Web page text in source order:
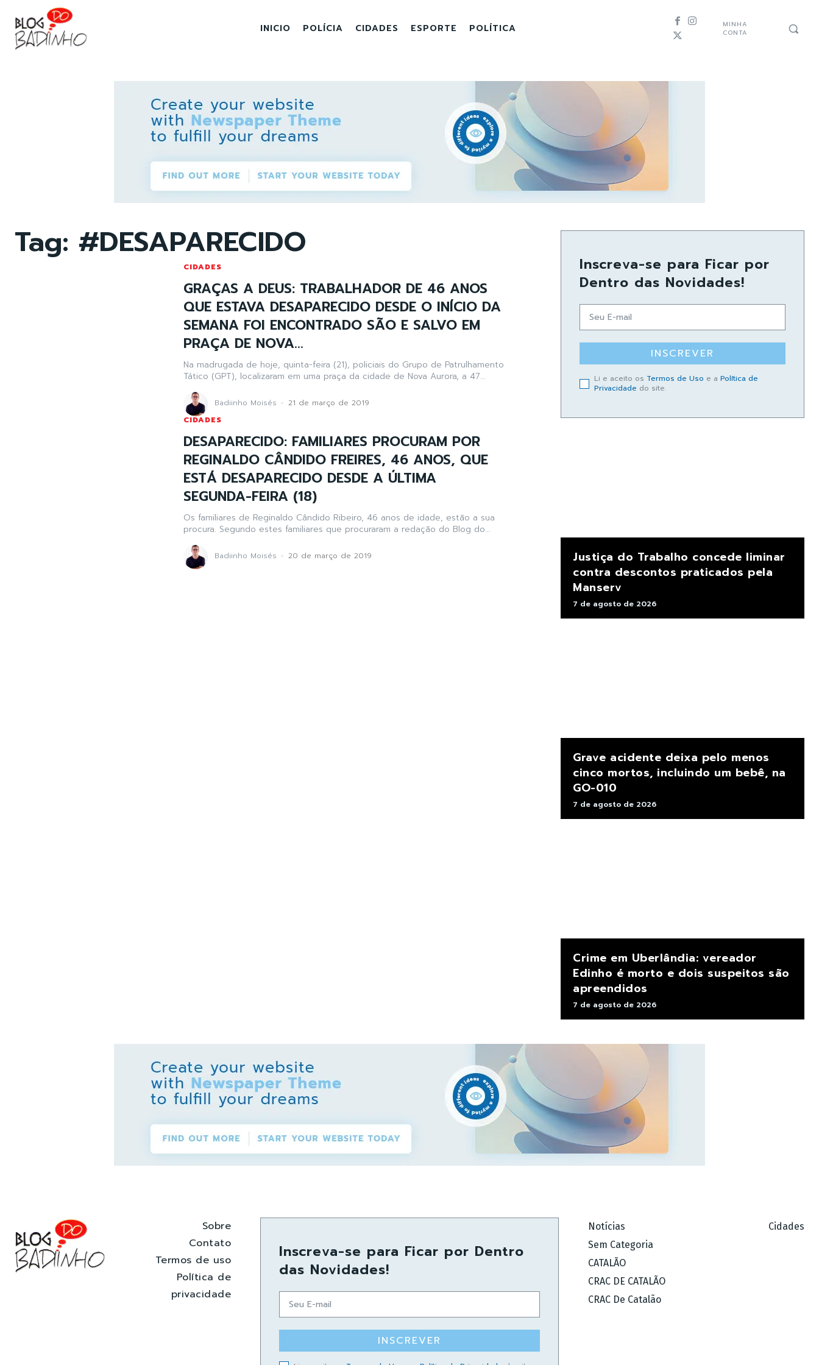
INICIO POLÍCIA CIDADES ESPORTE POLÍTICA
MINHA
CONTA
Tag: #DESAPARECIDO
CIDADES
GRAÇAS A DEUS: TRABALHADOR DE 46 ANOS
QUE ESTAVA DESAPARECIDO DESDE O INÍCIO DA
SEMANA FOI ENCONTRADO SÃO E SALVO EM
PRAÇA DE NOVA...
Na madrugada de hoje, quinta-feira (21), policiais do Grupo de Patrulhamento
Tático (GPT), localizaram em uma praça da cidade de Nova Aurora, a 47...
Badiinho Moisés - 21 de março de 2019
CIDADES
DESAPARECIDO: FAMILIARES PROCURAM POR
REGINALDO CÂNDIDO FREIRES, 46 ANOS, QUE
ESTÁ DESAPARECIDO DESDE A ÚLTIMA
SEGUNDA-FEIRA (18)
Os familiares de Reginaldo Cândido Ribeiro, 46 anos de idade, estão a sua
procura. Segundo estes familiares que procuraram a redação do Blog do...
Badiinho Moisés - 20 de março de 2019
Inscreva-se para Ficar por
Dentro das Novidades!
INSCREVER
Li e aceito os Termos de Uso e a Política de
Privacidade do site.
Justiça do Trabalho concede liminar
contra descontos praticados pela
Manserv
7 de agosto de 2026
Grave acidente deixa pelo menos
cinco mortos, incluindo um bebê, na
GO-010
7 de agosto de 2026
Crime em Uberlândia: vereador
Edinho é morto e dois suspeitos são
apreendidos
7 de agosto de 2026
Sobre
Contato
Termos de uso
Política de
privacidade
Inscreva-se para Ficar por Dentro
das Novidades!
INSCREVER
Notícias
Sem Categoria
CATALÃO
CRAC DE CATALÃO
CRAC De Catalão
Cidades